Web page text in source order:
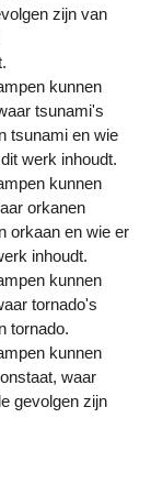
zijn van
kunnen
tsunami's
tsunami en wie
werk inhoudt.
kunnen
orkanen
orkaan en wie er
inhoudt.
kunnen
tornado's
tornado.
kunnen
waar
gevolgen zijn